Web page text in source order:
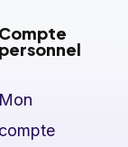
Compte
personnel
Mon
compte